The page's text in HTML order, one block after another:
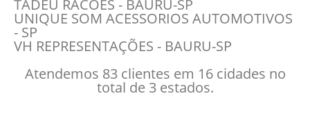
TADEU RACOES - BAURU-SP
UNIQUE SOM ACESSORIOS AUTOMOTIVOS
- SP
VH REPRESENTAÇÕES - BAURU-SP
Atendemos 83 clientes em 16 cidades no
total de 3 estados.